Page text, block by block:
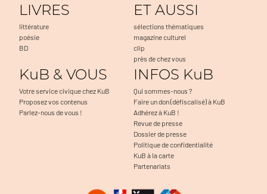
LIVRES
littérature
poésie
BD
ET AUSSI
sélections thématiques
magazine culturel
clip
près de chez vous
KuB & VOUS
Votre service civique chez KuB
Proposez vos contenus
Parlez-nous de vous !
INFOS KuB
Qui sommes-nous ?
Faire un don (défiscalisé) à KuB
Adhérez à KuB !
Revue de presse
Dossier de presse
Politique de confidentialité
KuB à la carte
Partenariats